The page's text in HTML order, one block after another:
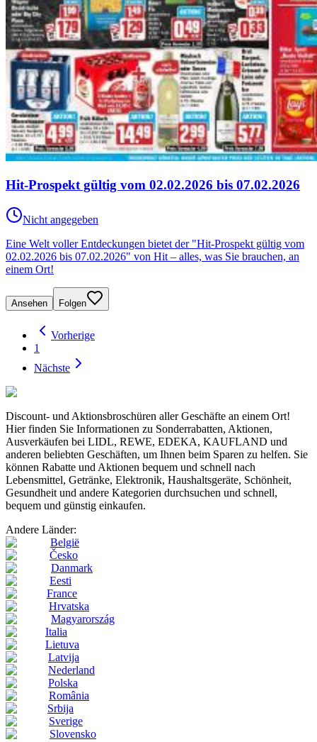
Hit-Prospekt gültig vom 02.02.2026 bis 07.02.2026
Nicht angegeben
Eine Welt voller Entdeckungen bietet der "Hit-Prospekt gültig vom
02.02.2026 bis 07.02.2026" von Hit – alles, was Sie brauchen, an
einem Ort!
Ansehen Folgen
Vorherige
1
Nächste
Discount- und Aktionsbroschüren aller Geschäfte an einem Ort!
Hier finden Sie Informationen zu Sonderrabatten, Aktionen,
Ausverkäufen bei LIDL, REWE, EDEKA, KAUFLAND und
anderen beliebten Geschäften, um Ihnen beim Sparen zu helfen. Sie
können Rabatte und Aktionen bequem und schnell nach
Lebensmittel, Getränke, Elektronik, Haushaltsgeräte, Schönheit,
Gesundheit und andere Kategorien durchsuchen und schnell,
bequem und günstig einkaufen.
Andere Länder:
België
Česko
Danmark
Eesti
France
Hrvatska
Magyarország
Italia
Lietuva
Latvija
Nederland
Polska
România
Srbija
Sverige
Slovensko